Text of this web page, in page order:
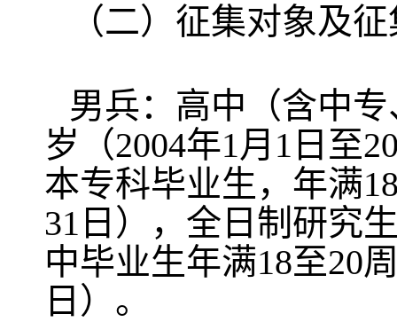
（二）征集对象及
男兵：高中（含中
岁（2004年1月1日至
本专科毕业生，年满
31日），全日制研究
中毕业生年满18至20
日）。